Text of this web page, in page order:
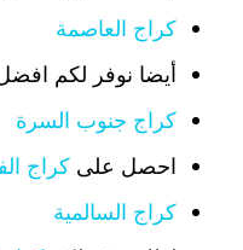
كراج العاصمة
أيضا نوفر لكم
كراج جنوب السرة
احصل على كراج
كراج السالمية